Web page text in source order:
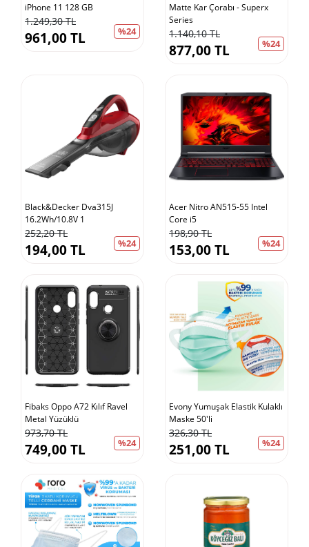
iPhone 11 128 GB
1.249,30 TL
%24
961,00 TL
Matte Kar Çorabı - Superx
Series
1.140,10 TL
%24
877,00 TL
Black&Decker Dva315J
16.2Wh/10.8V 1
252,20 TL
%24
194,00 TL
Acer Nitro AN515-55 Intel
Core i5
198,90 TL
%24
153,00 TL
Fibaks Oppo A72 Kılıf Ravel
Metal Yüzüklü
973,70 TL
%24
749,00 TL
Evony Yumuşak Elastik Kulaklı
Maske 50'li
326,30 TL
%24
251,00 TL